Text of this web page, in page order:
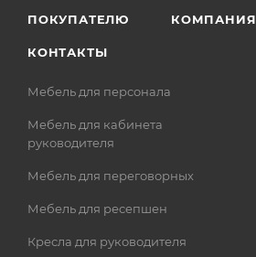
ПОКУПАТЕЛЮ КОМПАНИЯ
КОНТАКТЫ
Мебель для персонала
Мебель для кабинета
руководителя
Мебель для переговорных
Мебель для ресепшен
Кресла для руководителя